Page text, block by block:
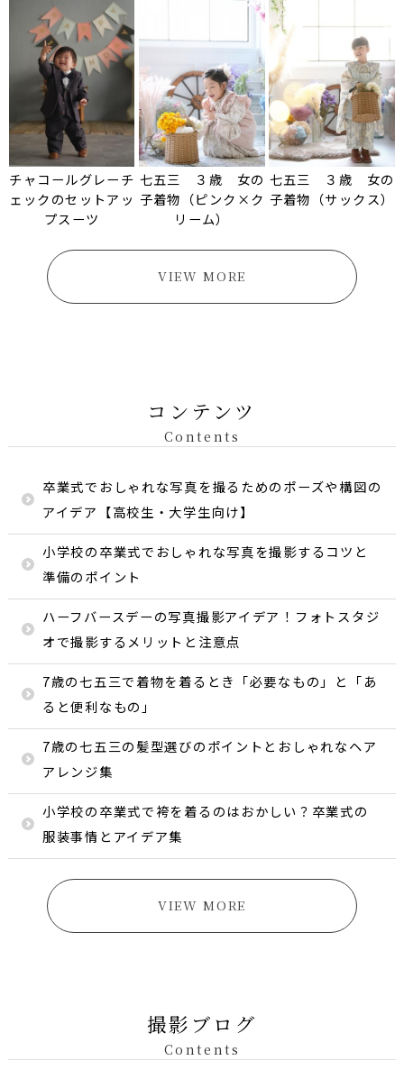
チャコールグレーチ
ェックのセットアッ
プスーツ
七五三 ３歳 女の
子着物（ピンク×ク
リーム）
七五三 ３歳 女の
子着物（サックス）
VIEW MORE
コンテンツ
Contents
卒業式でおしゃれな写真を撮るためのポーズや構図の
アイデア【高校生・大学生向け】
小学校の卒業式でおしゃれな写真を撮影するコツと
準備のポイント
ハーフバースデーの写真撮影アイデア！フォトスタジ
オで撮影するメリットと注意点
7歳の七五三で着物を着るとき「必要なもの」と「あ
ると便利なもの」
7歳の七五三の髪型選びのポイントとおしゃれなヘア
アレンジ集
小学校の卒業式で袴を着るのはおかしい？卒業式の
服装事情とアイデア集
VIEW MORE
撮影ブログ
Contents